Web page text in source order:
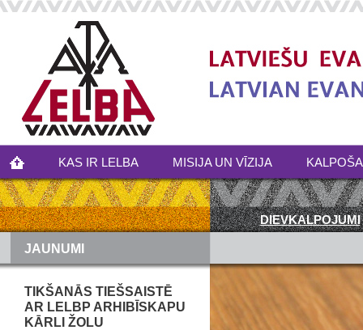
KAS IR LELBA MISIJA UN VĪZIJA
DIEVKALPOJUMI
JAUNUMI
TIKŠANĀS TIEŠSAISTĒ
AR LELBP ARHIBĪSKAPU
KĀRLI ŽOLU